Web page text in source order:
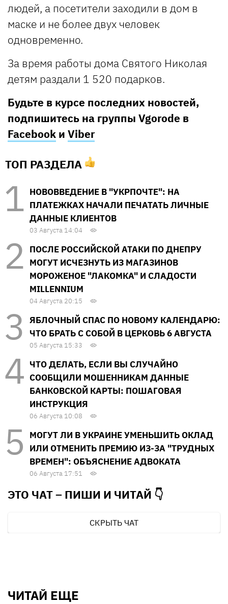
людей, а посетители заходили в дом в
маске и не более двух человек
одновременно.
За время работы дома Святого Николая
детям раздали 1 520 подарков.
Будьте в курсе последних новостей,
подпишитесь на группы Vgorode в
Facebook и Viber
ТОП РАЗДЕЛА
НОВОВВЕДЕНИЕ В "УКРПОЧТЕ": НА
ПЛАТЕЖКАХ НАЧАЛИ ПЕЧАТАТЬ ЛИЧНЫЕ
ДАННЫЕ КЛИЕНТОВ
03 Августа 14:04
ПОСЛЕ РОССИЙСКОЙ АТАКИ ПО ДНЕПРУ
МОГУТ ИСЧЕЗНУТЬ ИЗ МАГАЗИНОВ
МОРОЖЕНОЕ "ЛАКОМКА" И СЛАДОСТИ
MILLENNIUM
04 Августа 20:15
ЯБЛОЧНЫЙ СПАС ПО НОВОМУ КАЛЕНДАРЮ:
ЧТО БРАТЬ С СОБОЙ В ЦЕРКОВЬ 6 АВГУСТА
05 Августа 15:33
ЧТО ДЕЛАТЬ, ЕСЛИ ВЫ СЛУЧАЙНО
СООБЩИЛИ МОШЕННИКАМ ДАННЫЕ
БАНКОВСКОЙ КАРТЫ: ПОШАГОВАЯ
ИНСТРУКЦИЯ
06 Августа 10:08
МОГУТ ЛИ В УКРАИНЕ УМЕНЬШИТЬ ОКЛАД
ИЛИ ОТМЕНИТЬ ПРЕМИЮ ИЗ-ЗА "ТРУДНЫХ
ВРЕМЕН": ОБЪЯСНЕНИЕ АДВОКАТА
06 Августа 17:51
ЭТО ЧАТ – ПИШИ И ЧИТАЙ 👇
СКРЫТЬ ЧАТ
ЧИТАЙ ЕЩЕ